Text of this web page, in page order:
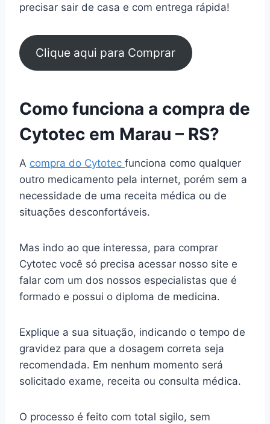
precisar sair de casa e com entrega rápida!
Clique aqui para Comprar
Como funciona a compra de
Cytotec em Marau – RS?
A compra do Cytotec funciona como qualquer
outro medicamento pela internet, porém sem a
necessidade de uma receita médica ou de
situações desconfortáveis.
Mas indo ao que interessa, para comprar
Cytotec você só precisa acessar nosso site e
falar com um dos nossos especialistas que é
formado e possui o diploma de medicina.
Explique a sua situação, indicando o tempo de
gravidez para que a dosagem correta seja
recomendada. Em nenhum momento será
solicitado exame, receita ou consulta médica.
O processo é feito com total sigilo, sem